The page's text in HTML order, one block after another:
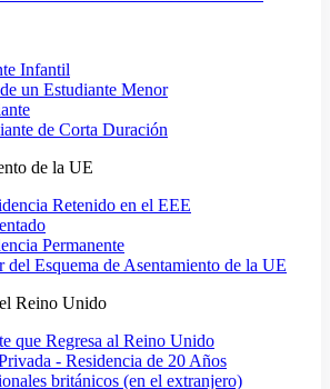
Infantil
un Estudiante Menor
de Corta Duración
de la UE
Retenido en el EEE
Permanente
del Esquema de Asentamiento de la UE
Reino Unido
que Regresa al Reino Unido
- Residencia de 20 Años
británicos (en el extranjero)